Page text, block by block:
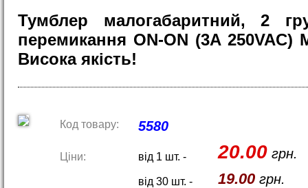
Тумблер малогабаритний, 2
перемикання ON-ON (3A 250VAC)
Висока якість!
Код товару: 5580
Ціни: від 1 шт. - 20.00грн.
від 30 шт. - 19.00грн.